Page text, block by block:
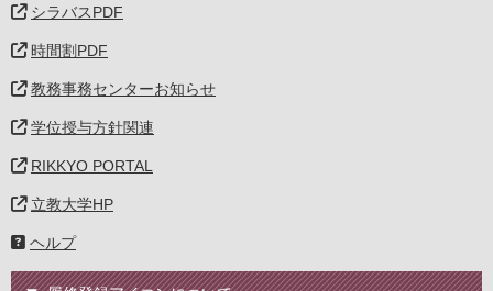
シラバスPDF
時間割PDF
教務事務センターお知らせ
学位授与方針関連
RIKKYO PORTAL
立教大学HP
ヘルプ